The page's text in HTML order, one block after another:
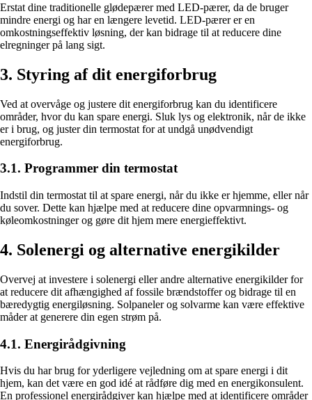
Erstat dine traditionelle glødepærer med LED-pærer, da de bruger
mindre energi og har en længere levetid. LED-pærer er en
omkostningseffektiv løsning, der kan bidrage til at reducere dine
elregninger på lang sigt.
3. Styring af dit energiforbrug
Ved at overvåge og justere dit energiforbrug kan du identificere
områder, hvor du kan spare energi. Sluk lys og elektronik, når de ikke
er i brug, og juster din termostat for at undgå unødvendigt
energiforbrug.
3.1. Programmer din termostat
Indstil din termostat til at spare energi, når du ikke er hjemme, eller når
du sover. Dette kan hjælpe med at reducere dine opvarmnings- og
køleomkostninger og gøre dit hjem mere energieffektivt.
4. Solenergi og alternative energikilder
Overvej at investere i solenergi eller andre alternative energikilder for
at reducere dit afhængighed af fossile brændstoffer og bidrage til en
bæredygtig energiløsning. Solpaneler og solvarme kan være effektive
måder at generere din egen strøm på.
4.1. Energirådgivning
Hvis du har brug for yderligere vejledning om at spare energi i dit
hjem, kan det være en god idé at rådføre dig med en energikonsulent.
En professionel energirådgiver kan hjælpe med at identificere områder